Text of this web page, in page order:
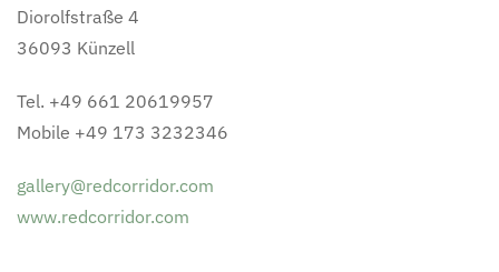
Diorolfstraße 4
36093 Künzell
Tel. +49 661 20619957
Mobile +49 173 3232346
gallery@redcorridor.com
www.redcorridor.com